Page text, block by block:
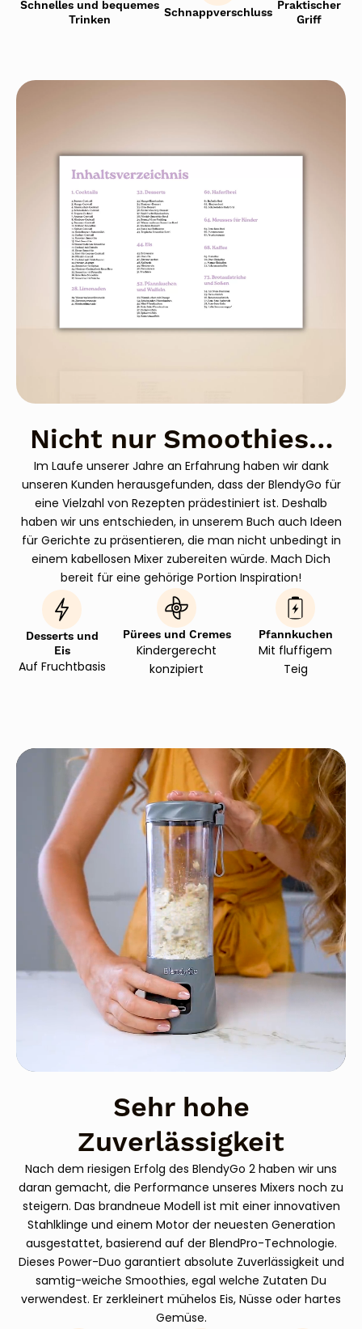
Schnelles und bequemes
Trinken
Schnappverschluss Praktischer
Griff
Nicht nur Smoothies…
Im Laufe unserer Jahre an Erfahrung haben wir dank
unseren Kunden herausgefunden, dass der BlendyGo für
eine Vielzahl von Rezepten prädestiniert ist. Deshalb
haben wir uns entschieden, in unserem Buch auch Ideen
für Gerichte zu präsentieren, die man nicht unbedingt in
einem kabellosen Mixer zubereiten würde. Mach Dich
bereit für eine gehörige Portion Inspiration!
Desserts und
Eis
Auf Fruchtbasis
Pürees und Cremes
Kindergerecht
konzipiert
Pfannkuchen
Mit fluffigem
Teig
Sehr hohe
Zuverlässigkeit
Nach dem riesigen Erfolg des BlendyGo 2 haben wir uns
daran gemacht, die Performance unseres Mixers noch zu
steigern. Das brandneue Modell ist mit einer innovativen
Stahlklinge und einem Motor der neuesten Generation
ausgestattet, basierend auf der BlendPro-Technologie.
Dieses Power-Duo garantiert absolute Zuverlässigkeit und
samtig-weiche Smoothies, egal welche Zutaten Du
verwendest. Er zerkleinert mühelos Eis, Nüsse oder hartes
Gemüse.